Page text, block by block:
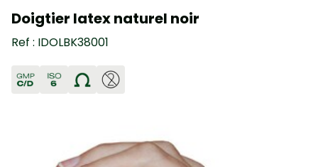
Doigtier latex naturel noir
Ref : IDOLBK38001